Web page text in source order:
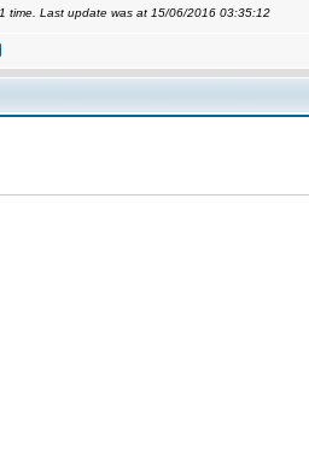
time. Last update was at 15/06/2016 03:35:12